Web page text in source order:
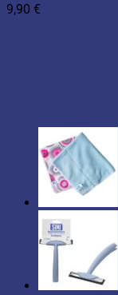
9,90 €